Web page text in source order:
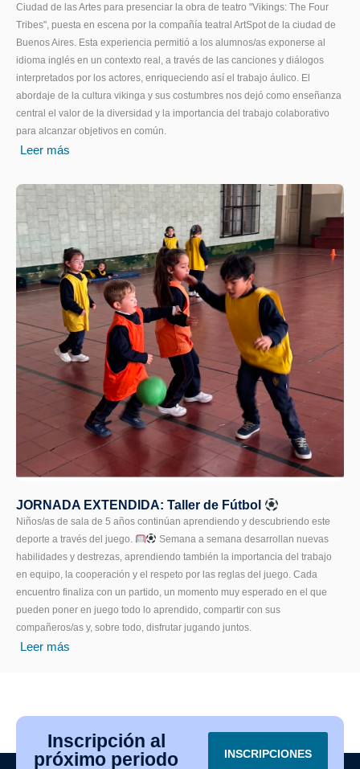
Ciudad de las Artes para presenciar la obra de teatro "Vikings: The Four
Tribes", puesta en escena por la compañía teatral ArtSpot de la ciudad de
Buenos Aires. Esta experiencia permitió a los alumnos/as exponerse al
idioma inglés en un contexto real, a través de las canciones y diálogos
interpretados por los actores, enriqueciendo así el trabajo áulico. El
abordaje de la cultura vikinga y sus costumbres nos dejó como enseñanza
central el valor de la diversidad y la importancia del trabajo colaborativo
para alcanzar objetivos en común.
Leer más
JORNADA EXTENDIDA: Taller de Fútbol
Niños/as de sala de 5 años continúan aprendiendo y descubriendo este
deporte a través del juego.
Semana a semana desarrollan nuevas
habilidades y destrezas, aprendiendo también la importancia del trabajo
en equipo, la cooperación y el respeto por las reglas del juego. Cada
encuentro finaliza con un partido, un momento muy esperado en el que
pueden poner en juego todo lo aprendido, compartir con sus
compañeros/as y, sobre todo, disfrutar jugando juntos.
Leer más
Inscripción al
próximo periodo
INSCRIPCIONES